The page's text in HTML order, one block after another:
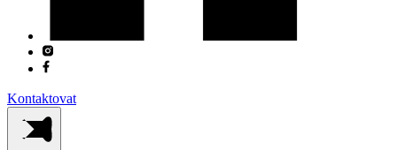
Kontaktovat